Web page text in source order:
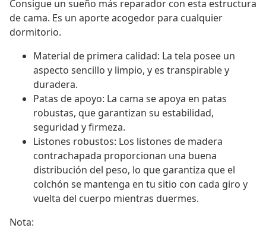
Consigue un sueño más reparador con esta estructura
de cama. Es un aporte acogedor para cualquier
dormitorio.
Material de primera calidad: La tela posee un
aspecto sencillo y limpio, y es transpirable y
duradera.
Patas de apoyo: La cama se apoya en patas
robustas, que garantizan su estabilidad,
seguridad y firmeza.
Listones robustos: Los listones de madera
contrachapada proporcionan una buena
distribución del peso, lo que garantiza que el
colchón se mantenga en tu sitio con cada giro y
vuelta del cuerpo mientras duermes.
Nota: